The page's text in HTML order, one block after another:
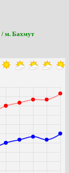
/ м. Бахмут